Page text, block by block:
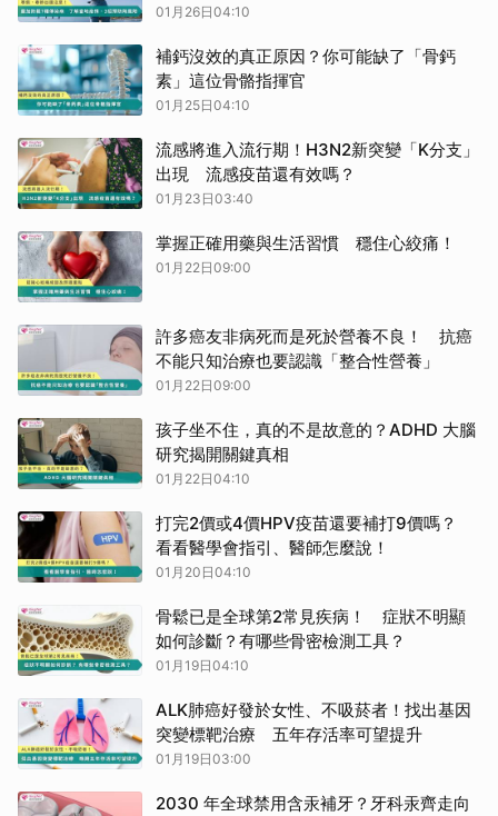
01月26日04:10
補鈣沒效的真正原因？你可能缺了「骨鈣
素」這位骨骼指揮官
01月25日04:10
流感將進入流行期！H3N2新突變「K分支」
出現 流感疫苗還有效嗎？
01月23日03:40
掌握正確用藥與生活習慣 穩住心絞痛！
01月22日09:00
許多癌友非病死而是死於營養不良！ 抗癌
不能只知治療也要認識「整合性營養」
01月22日09:00
孩子坐不住，真的不是故意的？ADHD 大腦
研究揭開關鍵真相
01月22日04:10
打完2價或4價HPV疫苗還要補打9價嗎？
看看醫學會指引、醫師怎麼說！
01月20日04:10
骨鬆已是全球第2常見疾病！ 症狀不明顯
如何診斷？有哪些骨密檢測工具？
01月19日04:10
ALK肺癌好發於女性、不吸菸者！找出基因
突變標靶治療 五年存活率可望提升
01月19日03:00
2030 年全球禁用含汞補牙？牙科汞齊走向